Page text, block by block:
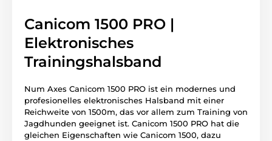
Canicom 1500 PRO |
Elektronisches
Trainingshalsband
Num Axes Canicom 1500 PRO ist ein modernes und
profesionelles elektronisches Halsband mit einer
Reichweite von 1500m, das vor allem zum Training von
Jagdhunden geeignet ist. Canicom 1500 PRO hat die
gleichen Eigenschaften wie Canicom 1500, dazu